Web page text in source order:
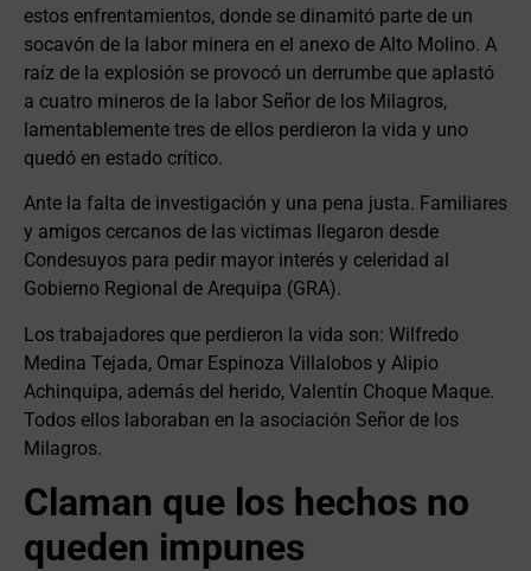
estos enfrentamientos, donde se dinamitó parte de un
socavón de la labor minera en el anexo de Alto Molino. A
raíz de la explosión se provocó un derrumbe que aplastó
a cuatro mineros de la labor Señor de los Milagros,
lamentablemente tres de ellos perdieron la vida y uno
quedó en estado crítico.
Ante la falta de investigación y una pena justa. Familiares
y amigos cercanos de las victimas llegaron desde
Condesuyos para pedir mayor interés y celeridad al
Gobierno Regional de Arequipa (GRA).
Los trabajadores que perdieron la vida son: Wilfredo
Medina Tejada, Omar Espinoza Villalobos y Alipio
Achinquipa, además del herido, Valentín Choque Maque.
Todos ellos laboraban en la asociación Señor de los
Milagros.
Claman que los hechos no
queden impunes